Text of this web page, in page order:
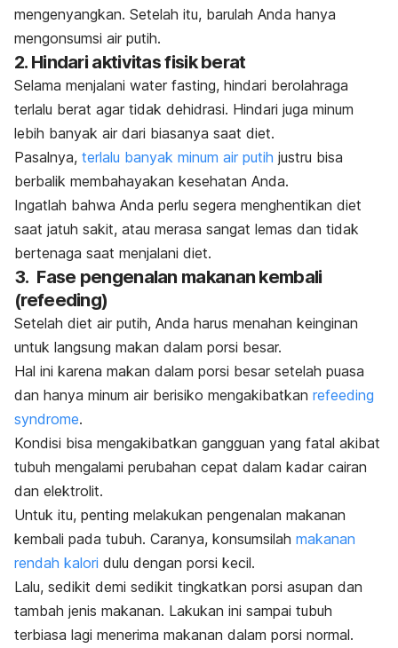
mengenyangkan. Setelah itu, barulah Anda hanya
mengonsumsi air putih.
2. Hindari aktivitas fisik berat
Selama menjalani water fasting, hindari berolahraga
terlalu berat agar tidak dehidrasi. Hindari juga minum
lebih banyak air dari biasanya saat diet.
Pasalnya, terlalu banyak minum air putih justru bisa
berbalik membahayakan kesehatan Anda.
Ingatlah bahwa Anda perlu segera menghentikan diet
saat jatuh sakit, atau merasa sangat lemas dan tidak
bertenaga saat menjalani diet.
3. Fase pengenalan makanan kembali
(refeeding)
Setelah diet air putih, Anda harus menahan keinginan
untuk langsung makan dalam porsi besar.
Hal ini karena makan dalam porsi besar setelah puasa
dan hanya minum air berisiko mengakibatkan refeeding
syndrome.
Kondisi bisa mengakibatkan gangguan yang fatal akibat
tubuh mengalami perubahan cepat dalam kadar cairan
dan elektrolit.
Untuk itu, penting melakukan pengenalan makanan
kembali pada tubuh. Caranya, konsumsilah makanan
rendah kalori dulu dengan porsi kecil.
Lalu, sedikit demi sedikit tingkatkan porsi asupan dan
tambah jenis makanan. Lakukan ini sampai tubuh
terbiasa lagi menerima makanan dalam porsi normal.